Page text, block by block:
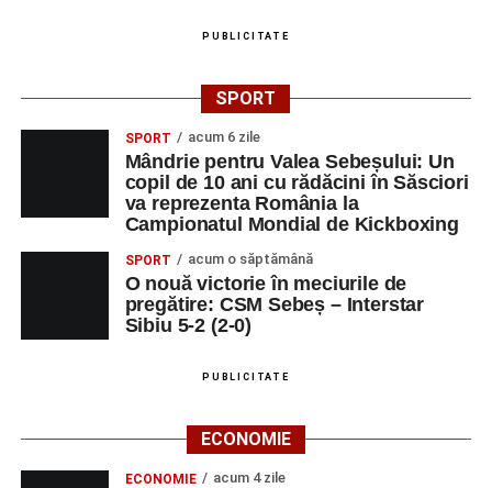
PUBLICITATE
SPORT
SPORT acum 6 zile
Mândrie pentru Valea Sebeșului: Un
copil de 10 ani cu rădăcini în Săsciori
va reprezenta România la
Campionatul Mondial de Kickboxing
SPORT acum o săptămână
O nouă victorie în meciurile de
pregătire: CSM Sebeș – Interstar
Sibiu 5-2 (2-0)
PUBLICITATE
ECONOMIE
ECONOMIE acum 4 zile